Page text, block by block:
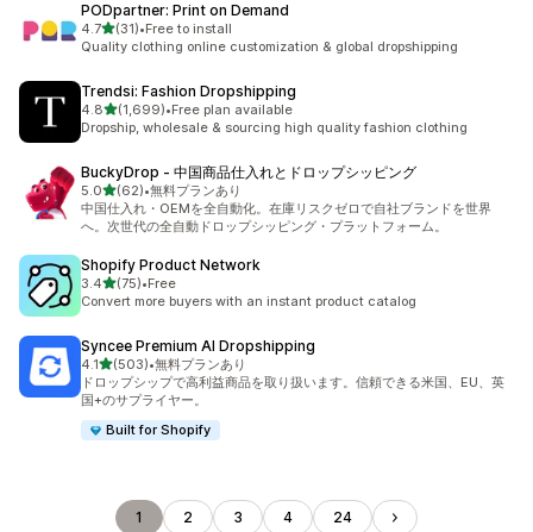
PODpartner: Print on Demand
4.75つ星中
(31)
合計レビュー数：31件
•Free to install
Quality clothing online customization & global dropshipping
Trendsi: Fashion Dropshipping
4.85つ星中
(1,699)
合計レビュー数：1699件
•Free plan available
Dropship, wholesale & sourcing high quality fashion clothing
BuckyDrop ‑ 中国商品仕入れとドロップシッピング
5.05つ星中
(62)
合計レビュー数：62件
•無料プランあり
中国仕入れ・OEMを全自動化。在庫リスクゼロで自社ブランドを世界
へ。次世代の全自動ドロップシッピング・プラットフォーム。
Shopify Product Network
3.45つ星中
(75)
合計レビュー数：75件
•Free
Convert more buyers with an instant product catalog
Syncee Premium AI Dropshipping
4.15つ星中
(503)
合計レビュー数：503件
•無料プランあり
ドロップシップで高利益商品を取り扱います。信頼できる米国、EU、英
国+のサプライヤー。
Built for Shopify
1 2 3 4 24